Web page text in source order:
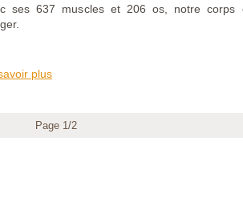
ses 637 muscles et 206 os, notre corps
plus
Page 1/2